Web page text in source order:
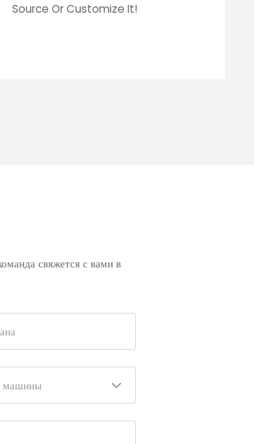
Source Or Customize It!
свяжется с вами в